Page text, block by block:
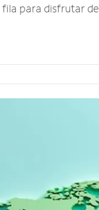
para disfrutar